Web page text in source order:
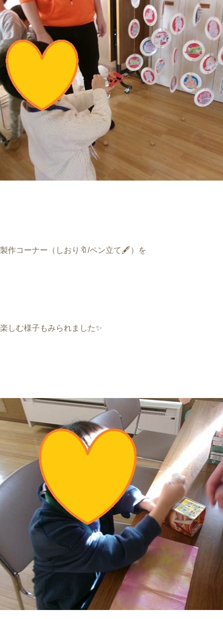
製作コーナー（しおり 🔖 /ペン立て🖋）を
楽しむ様子もみられました✨